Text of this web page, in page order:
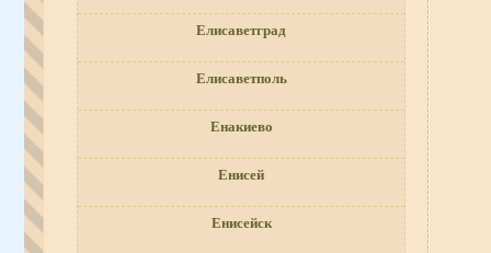
Елисаветград
Елисаветполь
Енакиево
Енисей
Енисейск